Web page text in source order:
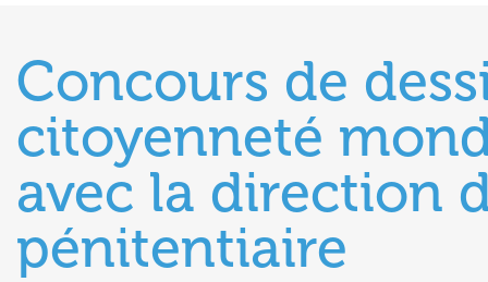
Concours de
citoyenneté
avec la direction
pénitentiaire